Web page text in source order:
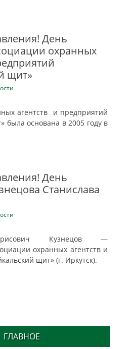
День
охранных
щит»
агентств и предприятий
была основана в 2005 году в
День
Станислава
Кузнецов —
охранных агентств и
щит» (г. Иркутск).
ГЛАВНОЕ